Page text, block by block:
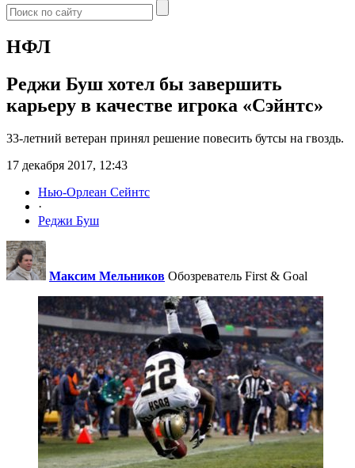
НФЛ
Реджи Буш хотел бы завершить
карьеру в качестве игрока «Сэйнтс»
33-летний ветеран принял решение повесить бутсы на гвоздь.
17 декабря 2017, 12:43
Нью-Орлеан Сейнтс
·
Реджи Буш
Максим Мельников Обозреватель First & Goal